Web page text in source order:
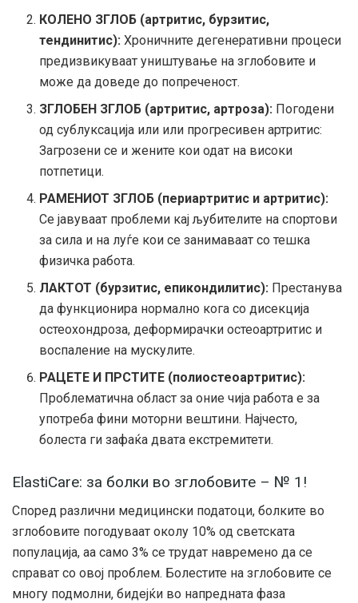
КОЛЕНО ЗГЛОБ (артритис, бурзитис,
тендинитис): Хроничните дегенеративни процеси
предизвикуваат уништување на зглобовите и
може да доведе до попреченост.
ЗГЛОБЕН ЗГЛОБ (артритис, артроза): Погодени
од сублуксација или или прогресивен артритис:
Загрозени се и жените кои одат на високи
потпетици.
РАМЕНИОТ ЗГЛОБ (периартритис и артритис):
Се јавуваат проблеми кај љубителите на спортови
за сила и на луѓе кои се занимаваат со тешка
физичка работа.
ЛАКТОТ (бурзитис, епикондилитис): Престанува
да функционира нормално кога со дисекција
остеохондроза, деформирачки остеоартритис и
воспаление на мускулите.
РАЦЕТЕ И ПРСТИТЕ (полиостеоартритис):
Проблематична област за оние чија работа е за
употреба фини моторни вештини. Најчесто,
болеста ги зафаќа двата екстремитети.
ElastiCare: за болки во зглобовите – № 1!
Според различни медицински податоци, болките во
зглобовите погодуваат околу 10% од светската
популација, aа само 3% се трудат навремено да се
справат со овој проблем. Болестите на зглобовите се
многу подмолни, бидејќи во напредната фаза